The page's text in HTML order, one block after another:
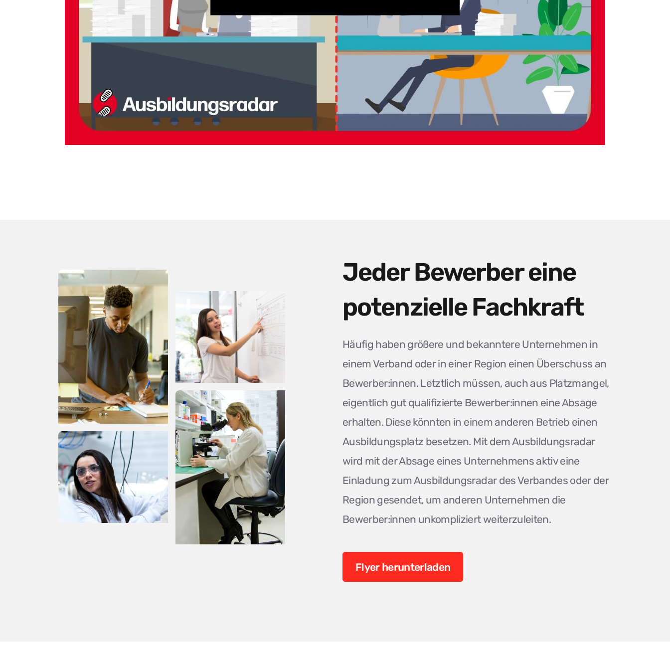
Jeder Bewerber eine
potenzielle Fachkraft
Häufig haben größere und bekanntere Unternehmen in
einem Verband oder in einer Region einen Überschuss an
Bewerber:innen. Letztlich müssen, auch aus Platzmangel,
eigentlich gut qualifizierte Bewerber:innen eine Absage
erhalten. Diese könnten in einem anderen Betrieb einen
Ausbildungsplatz besetzen. Mit dem Ausbildungsradar
wird mit der Absage eines Unternehmens aktiv eine
Einladung zum Ausbildungsradar des Verbandes oder der
Region gesendet, um anderen Unternehmen die
Bewerber:innen unkompliziert weiterzuleiten.
Flyer herunterladen